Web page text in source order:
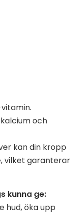
och
kan din kropp
vilket garanterar
kunna ge:
hud, öka upp